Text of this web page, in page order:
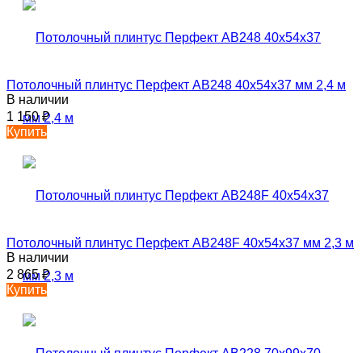
Потолочный плинтус Перфект AB248 40х54х37 мм 2,4 м
В наличии
1 150₽
Купить
Потолочный плинтус Перфект AB248F 40х54х37 мм 2,3 м
В наличии
2 865₽
Купить